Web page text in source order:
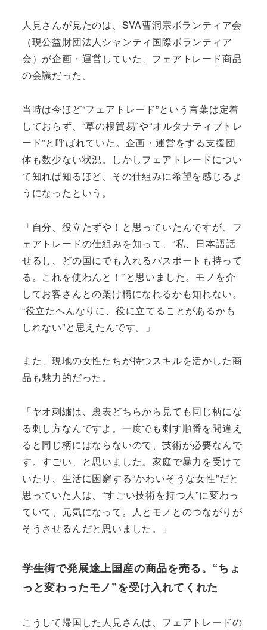
人見さんが見たのは、SVA曹洞宗ボランティア会
（現公益財団法人シャンティ国際ボランティア
会）が企画・運営していた、フェアトレード商品
の会議だった。
当時は今ほど“フェアトレード”という言葉は定着
しておらず、“草の根貿易”や“オルタナティブトレ
ード”と呼ばれていた。企画・運営をする支援団
体も数少ない状況。しかしフェアトレードについ
て知れば知るほど、その仕組みに希望を感じるよ
うになったという。
「自分、役立たずや！と思っていたんですが、フ
ェアトレードの仕組みを知って、“私、日本語話
せるし、どの国にでも入れるパスポートも持って
る。これを使わんと！”と思いました。モノを介
してお客さんとの架け橋になれるかも知れない。
“役立たへんなりに、役に立てることがあるかも
しれない”と思えたんです。」
また、現地の女性たちが持つスキルを活かした商
品も魅力的だった。
「ヤオ刺繍は、裏表どちらから見ても同じ柄にな
る刺し方なんですよ。一度でも刺す順番を間違え
ると同じ柄にはならないので、技術が必要なんで
す。すごい、と思いました。家庭で暴力を受けて
いたり、生活に困窮する“かわいそうな女性”だと
思っていた人は、“すごい技術を持つ人”に変わっ
ていて、元気になって。人とモノとのつながりが
そうさせるんだと思いました。」
学生街で発展途上国産の商品を売る。“ちょ
っと変わったモノ”を受け入れてくれた
こうして帰国した人見さんは、フェアトレードの